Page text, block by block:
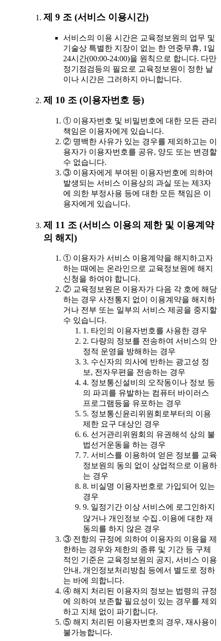
제 9 조 (서비스 이용시간)
서비스의 이용 시간은 교육정보원의 업무 및
기술상 특별한 지장이 없는 한 연중무휴, 1일
24시간(00:00-24:00)을 원칙으로 합니다. 다만
정기점검등의 필요로 교육정보원이 정한 날
이나 시간은 그러하지 아니합니다.
제 10 조 (이용자번호 등)
① 이용자번호 및 비밀번호에 대한 모든 관리
책임은 이용자에게 있습니다.
② 명백한 사유가 있는 경우를 제외하고는 이
용자가 이용자번호를 공유, 양도 또는 변경할
수 없습니다.
③ 이용자에게 부여된 이용자번호에 의하여
발생되는 서비스 이용상의 과실 또는 제3자
에 의한 부정사용 등에 대한 모든 책임은 이
용자에게 있습니다.
제 11 조 (서비스 이용의 제한 및 이용계약
의 해지)
① 이용자가 서비스 이용계약을 해지하고자
하는 때에는 온라인으로 교육정보원에 해지
신청을 하여야 합니다.
② 교육정보원은 이용자가 다음 각 호에 해당
하는 경우 사전통지 없이 이용계약을 해지하
거나 전부 또는 일부의 서비스 제공을 중지할
수 있습니다.
1. 타인의 이용자번호를 사용한 경우
2. 다량의 정보를 전송하여 서비스의 안
정적 운영을 방해하는 경우
3. 수신자의 의사에 반하는 광고성 정
보, 전자우편을 전송하는 경우
4. 정보통신설비의 오작동이나 정보 등
의 파괴를 유발하는 컴퓨터 바이러스
프로그램등을 유포하는 경우
5. 정보통신윤리위원회로부터의 이용
제한 요구 대상인 경우
6. 선거관리위원회의 유권해석 상의 불
법선거운동을 하는 경우
7. 서비스를 이용하여 얻은 정보를 교육
정보원의 동의 없이 상업적으로 이용하
는 경우
8. 비실명 이용자번호로 가입되어 있는
경우
9. 일정기간 이상 서비스에 로그인하지
않거나 개인정보 수집․이용에 대한 재
동의를 하지 않은 경우
③ 전항의 규정에 의하여 이용자의 이용을 제
한하는 경우와 제한의 종류 및 기간 등 구체
적인 기준은 교육정보원의 공지, 서비스 이용
안내, 개인정보처리방침 등에서 별도로 정하
는 바에 의합니다.
④ 해지 처리된 이용자의 정보는 법령의 규정
에 의하여 보존할 필요성이 있는 경우를 제외
하고 지체 없이 파기합니다.
⑤ 해지 처리된 이용자번호의 경우, 재사용이
불가능합니다.